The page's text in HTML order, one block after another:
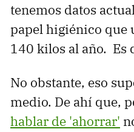
tenemos datos
papel higiénico que
140 kilos al año. Es
No obstante, eso
medio. De ahí que,
hablar de 'ahorrar'